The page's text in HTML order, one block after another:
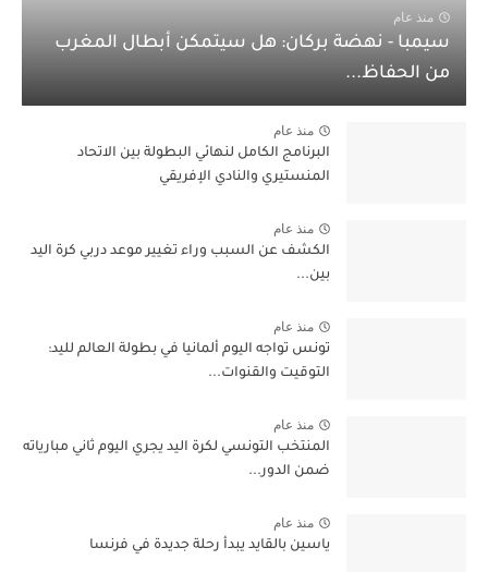
منذ عام
سيمبا - نهضة بركان: هل سيتمكن أبطال المغرب
من الحفاظ...
منذ عام
البرنامج الكامل لنهائي البطولة بين الاتحاد
المنستيري والنادي الإفريقي
منذ عام
الكشف عن السبب وراء تغيير موعد دربي كرة اليد
بين...
منذ عام
تونس تواجه اليوم ألمانيا في بطولة العالم لليد:
التوقيت والقنوات...
منذ عام
المنتخب التونسي لكرة اليد يجري اليوم ثاني مبارياته
ضمن الدور...
منذ عام
ياسين بالقايد يبدأ رحلة جديدة في فرنسا